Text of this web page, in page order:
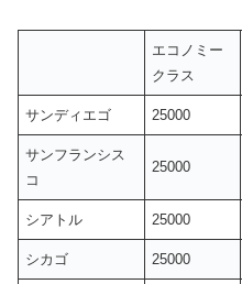
エコノミー
クラス
サンディエゴ 25000
サンフランシス
コ
25000
シアトル 25000
シカゴ 25000